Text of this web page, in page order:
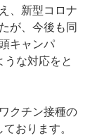
、新型コロナ
が、今後も同
キャンパ
うな対応をと
クチン接種の
おります。